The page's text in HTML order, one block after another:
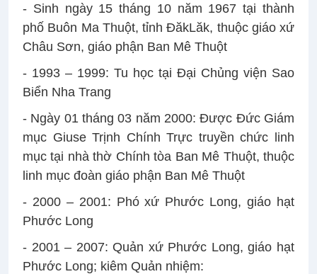
- Sinh ngày 15 tháng 10 năm 1967 tại thành
phố Buôn Ma Thuột, tỉnh ĐăkLăk, thuộc giáo xứ
Châu Sơn, giáo phận Ban Mê Thuột
- 1993 – 1999: Tu học tại Đại Chủng viện Sao
Biển Nha Trang
- Ngày 01 tháng 03 năm 2000: Được Đức Giám
mục Giuse Trịnh Chính Trực truyền chức linh
mục tại nhà thờ Chính tòa Ban Mê Thuột, thuộc
linh mục đoàn giáo phận Ban Mê Thuột
- 2000 – 2001: Phó xứ Phước Long, giáo hạt
Phước Long
- 2001 – 2007: Quản xứ Phước Long, giáo hạt
Phước Long; kiêm Quản nhiệm: